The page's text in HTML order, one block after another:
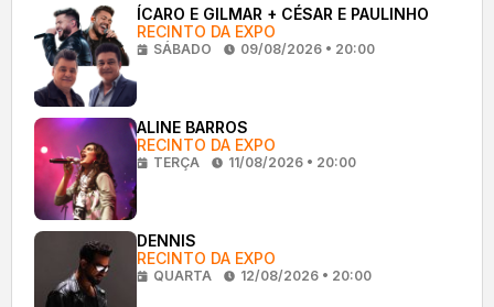
ÍCARO E GILMAR + CÉSAR E PAULINHO
RECINTO DA EXPO
SÁBADO 09/08/2026 • 20:00
ALINE BARROS
RECINTO DA EXPO
TERÇA 11/08/2026 • 20:00
DENNIS
RECINTO DA EXPO
QUARTA 12/08/2026 • 20:00